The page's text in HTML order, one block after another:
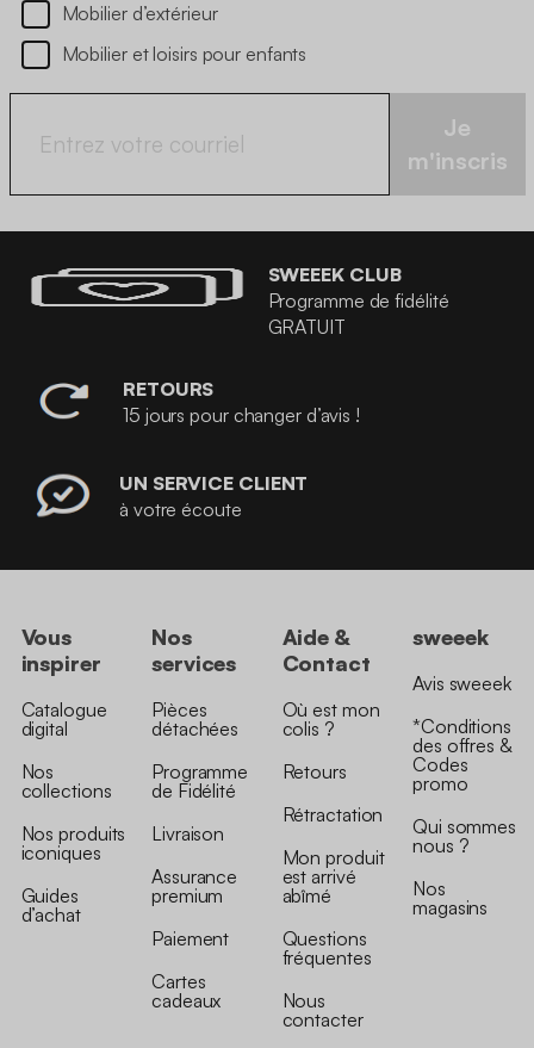
Mobilier d’extérieur
Mobilier et loisirs pour enfants
Je
m'inscris
SWEEEK CLUB
Programme de fidélité
GRATUIT
RETOURS
15 jours pour changer d’avis !
UN SERVICE CLIENT
à votre écoute
Vous
inspirer
Catalogue
digital
Nos
collections
Nos produits
iconiques
Guides
d’achat
Nos
services
Pièces
détachées
Programme
de Fidélité
Livraison
Assurance
premium
Paiement
Cartes
cadeaux
Aide &
Contact
Où est mon
colis ?
Retours
Rétractation
Mon produit
est arrivé
abîmé
Questions
fréquentes
Nous
contacter
sweeek
Avis sweeek
*Conditions
des offres &
Codes
promo
Qui sommes
nous ?
Nos
magasins